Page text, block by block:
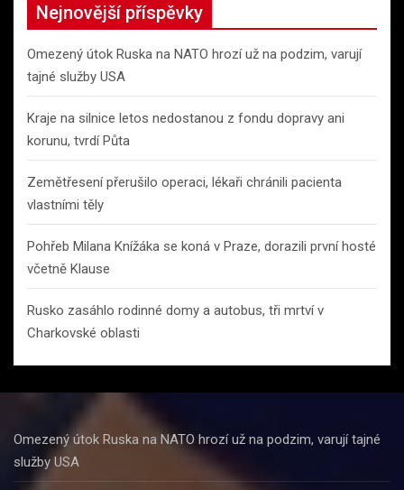
h
Nejnovější příspěvky
Omezený útok Ruska na NATO hrozí už na podzim, varují
tajné služby USA
Kraje na silnice letos nedostanou z fondu dopravy ani
korunu, tvrdí Půta
Zemětřesení přerušilo operaci, lékaři chránili pacienta
vlastními těly
Pohřeb Milana Knížáka se koná v Praze, dorazili první hosté
včetně Klause
Rusko zasáhlo rodinné domy a autobus, tři mrtví v
Charkovské oblasti
Omezený útok Ruska na NATO hrozí už na podzim, varují tajné
služby USA